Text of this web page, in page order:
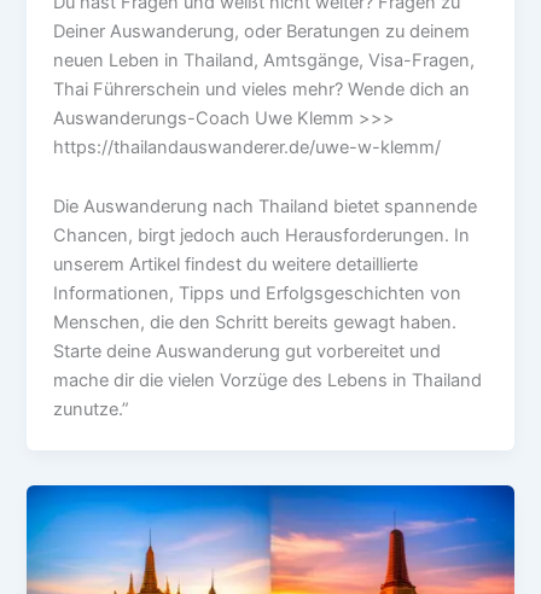
Deiner Auswanderung, oder Beratungen zu deinem
neuen Leben in Thailand, Amtsgänge, Visa-Fragen,
Thai Führerschein und vieles mehr? Wende dich an
Auswanderungs-Coach Uwe Klemm >>>
https://thailandauswanderer.de/uwe-w-klemm/
Die Auswanderung nach Thailand bietet spannende
Chancen, birgt jedoch auch Herausforderungen. In
unserem Artikel findest du weitere detaillierte
Informationen, Tipps und Erfolgsgeschichten von
Menschen, die den Schritt bereits gewagt haben.
Starte deine Auswanderung gut vorbereitet und
mache dir die vielen Vorzüge des Lebens in Thailand
zunutze.”